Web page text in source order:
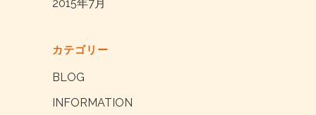
2015年7月
カテゴリー
BLOG
INFORMATION